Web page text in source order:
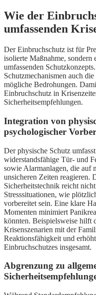
Wie der
umfassenden
Der Einbruchschutz ist für
isolierte Maßnahme, sondern
umfassenden
Schutzmechanismen auch
mögliche Bedrohungen.
Einbruchschutz in
Sicherheitsempfehlungen.
Integration von
psychologischer
Der physische Schutz
widerstandsfähige Tür- und
sowie Alarmanlagen, die auf
unsicheren Zeiten reagieren.
Sicherheitstechnik reicht
Stresssituationen, wie
vorbereitet sein. Eine klare
Momenten minimiert
könnten. Beispielsweise hilft
Krisenszenarien mit der
Reaktionsfähigkeit und
Einbruchschutzes insgesamt.
Abgrenzung zu